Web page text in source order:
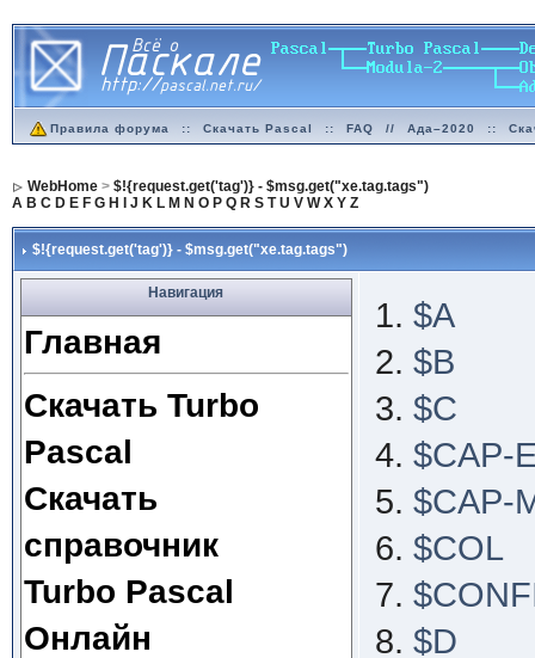
Правила форума :: Скачать Pascal :: FAQ // Ада–2020 ::
WebHome> $!{request.get('tag')} - $msg.get("xe.tag.tags")
A B C D E F G H J K L M N O P Q R S T U V W X Y Z
$!{request.get('tag')} - $msg.get("xe.tag.tags")
Навигация
Главная
Скачать Turbo
Pascal
Скачать
справочник
Turbo Pascal
Онлайн
$A
$B
$C
$CAP-
$CAP-
$COL
$D